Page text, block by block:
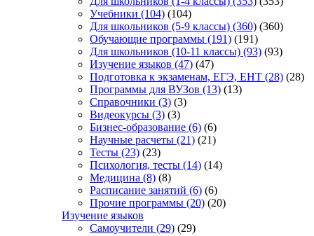
Учебники (104) (104)
Для школьников (5-9 классы) (360) (360)
Обучающие программы (191) (191)
Для школьников (10-11 классы) (93) (93)
Изучение языков (47) (47)
Подготовка к экзаменам, ЕГЭ, ЕНТ (28) (28)
Программы для ВУЗов (13) (13)
Справочники (3) (3)
Видеокурсы (3) (3)
Бизнес-образование (6) (6)
Научные расчеты (21) (21)
Тесты (23) (23)
Психология, тесты (14) (14)
Медицина (8) (8)
Расписание занятий (6) (6)
Прочие программы (20) (20)
Изучение языков
Самоучители (29) (29)